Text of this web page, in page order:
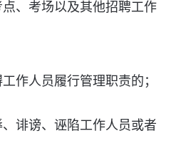
点、考场以及其他招聘工作
作人员履行管理职责的；
、诽谤、诬陷工作人员或者